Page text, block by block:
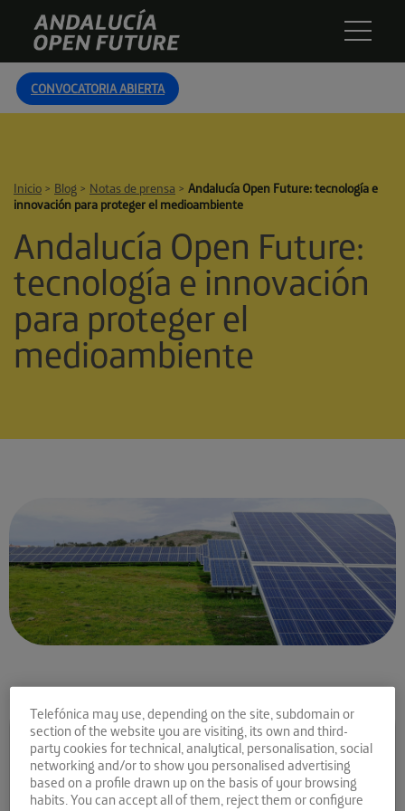
content
Andalucía
Open
Future
CONVOCATORIA ABIERTA
Inicio > Blog > Notas de prensa > Andalucía Open Future: tecnología e
innovación para proteger el medioambiente
Andalucía Open Future:
tecnología e innovación
para proteger el
medioambiente
Comparte la noticia:
Andalucía Open Future:
tecnología e innovación
Telefónica may use, depending on the site, subdomain or
section of the website you are visiting, its own and third-
party cookies for technical, analytical, personalisation, social
networking and/or to show you personalised advertising
based on a profile drawn up on the basis of your browsing
habits. You can accept all of them, reject them or configure